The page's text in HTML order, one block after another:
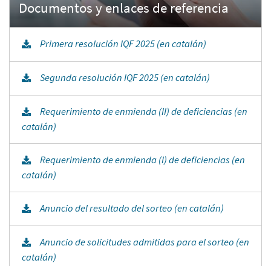
Primera resolución IQF 2025 (en catalán)
Segunda resolución IQF 2025 (en catalán)
Requerimiento de enmienda (II) de deficiencias (en
catalán)
Requerimiento de enmienda (I) de deficiencias (en
catalán)
Anuncio del resultado del sorteo (en catalán)
Anuncio de solicitudes admitidas para el sorteo (en
catalán)